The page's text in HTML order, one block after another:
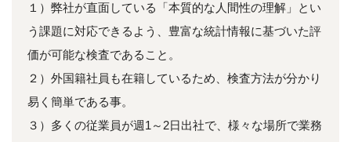
１）弊社が直面している「本質的な人間性の理解」とい
う課題に対応できるよう、豊富な統計情報に基づいた評
価が可能な検査であること。
２）外国籍社員も在籍しているため、検査方法が分かり
易く簡単である事。
３）多くの従業員が週1～2日出社で、様々な場所で業務